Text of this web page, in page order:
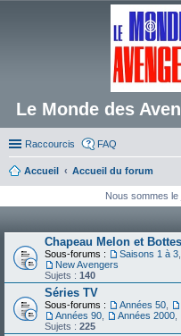
Le Monde des
Raccourcis FAQ
Accueil
Accueil du forum
Nous sommes le
Chapeau Melon et
Sous-forums : Saisons 1 à 3
New Avengers
Sujets : 140
Séries TV
Sous-forums : Années 50
Années 90
Années 2000
Sujets : 225